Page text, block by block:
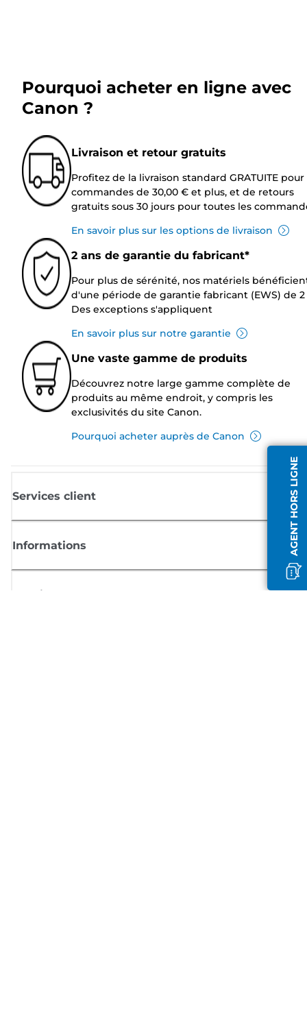
AGENT HORS LIGNE
Pourquoi acheter en ligne avec
Canon ?
Livraison et retour gratuits
Profitez de la livraison standard GRATUITE pour
commandes de 30,00 € et plus, et de retours
gratuits sous 30 jours pour toutes les
En savoir plus sur les options de livraison
2 ans de garantie du fabricant*
Pour plus de sérénité, nos matériels
d'une période de garantie fabricant (EWS) de 2
Des exceptions s'appliquent
En savoir plus sur notre garantie
Une vaste gamme de produits
Découvrez notre large gamme complète de
produits au même endroit, y compris les
exclusivités du site Canon.
Pourquoi acheter auprès de Canon
Services client
Informations
Boutique